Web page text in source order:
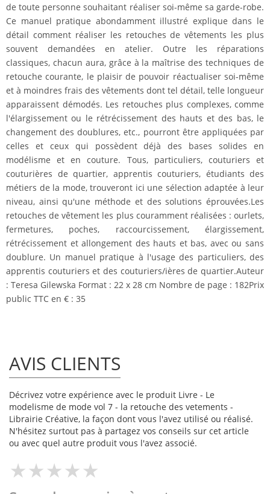
de toute personne souhaitant réaliser soi-même sa garde-robe.
Ce manuel pratique abondamment illustré explique dans le
détail comment réaliser les retouches de vêtements les plus
souvent demandées en atelier. Outre les réparations
classiques, chacun aura, grâce à la maîtrise des techniques de
retouche courante, le plaisir de pouvoir réactualiser soi-même
et à moindres frais des vêtements dont tel détail, telle longueur
apparaissent démodés. Les retouches plus complexes, comme
l'élargissement ou le rétrécissement des hauts et des bas, le
changement des doublures, etc., pourront être appliquées par
celles et ceux qui possèdent déjà des bases solides en
modélisme et en couture. Tous, particuliers, couturiers et
couturières de quartier, apprentis couturiers, étudiants des
métiers de la mode, trouveront ici une sélection adaptée à leur
niveau, ainsi qu'une méthode et des solutions éprouvées.Les
retouches de vêtement les plus couramment réalisées : ourlets,
fermetures, poches, raccourcissement, élargissement,
rétrécissement et allongement des hauts et bas, avec ou sans
doublure. Un manuel pratique à l'usage des particuliers, des
apprentis couturiers et des couturiers/ières de quartier.Auteur
: Teresa Gilewska Format : 22 x 28 cm Nombre de page : 182Prix
public TTC en € : 35
AVIS CLIENTS
Décrivez votre expérience avec le produit Livre - Le
modelisme de mode vol 7 - la retouche des vetements -
Librairie Créative, la façon dont vous l'avez utilisé ou réalisé.
N'hésitez surtout pas à partagez vos conseils sur cet article
ou avec quel autre produit vous l'avez associé.